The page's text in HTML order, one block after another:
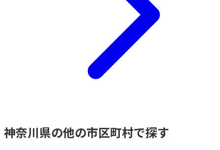
神奈川県の他の市区町村で探す